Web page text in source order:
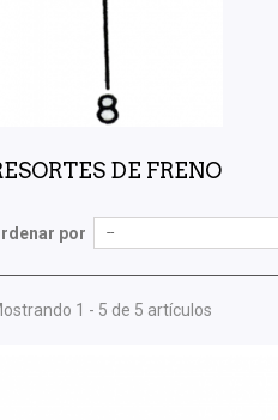
DE FRENO
por --
1 - 5 de 5 artículos